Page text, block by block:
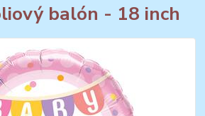
balón - 18 inch